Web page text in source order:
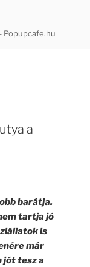
Popupcafe.hu
a
barátja.
tartja jó
is
már
tesz a